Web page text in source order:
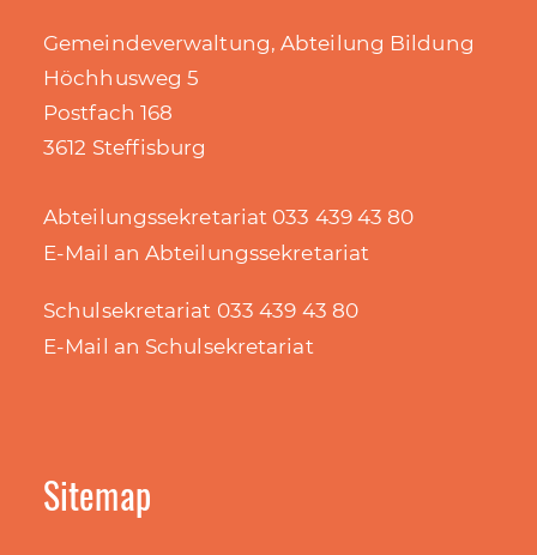
Gemeindeverwaltung, Abteilung Bildung
Höchhusweg 5
Postfach 168
3612 Steffisburg
Abteilungssekretariat 033 439 43 80
E-Mail an Abteilungssekretariat
Schulsekretariat 033 439 43 80
E-Mail an Schulsekretariat
Sitemap